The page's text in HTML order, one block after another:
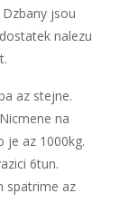
jsou
nalezu
az stejne.
na
je az 1000kg.
6tun.
spatrime az